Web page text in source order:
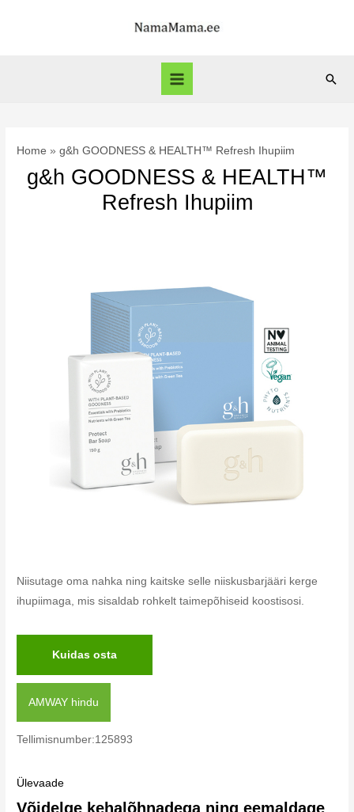
Main
Home g&h GOODNESS & HEALTH™ Refresh Ihupiim
g&h GOODNESS & HEALTH™
Refresh Ihupiim
Niisutage oma nahka ning kaitske selle niiskusbarjääri kerge
ihupiimaga, mis sisaldab rohkelt taimepõhiseid koostisosi.
Kuidas osta
AMWAY hindu
Tellimisnumber:125893
Ülevaade
Võidelge kehalõhnadega ning eemaldage